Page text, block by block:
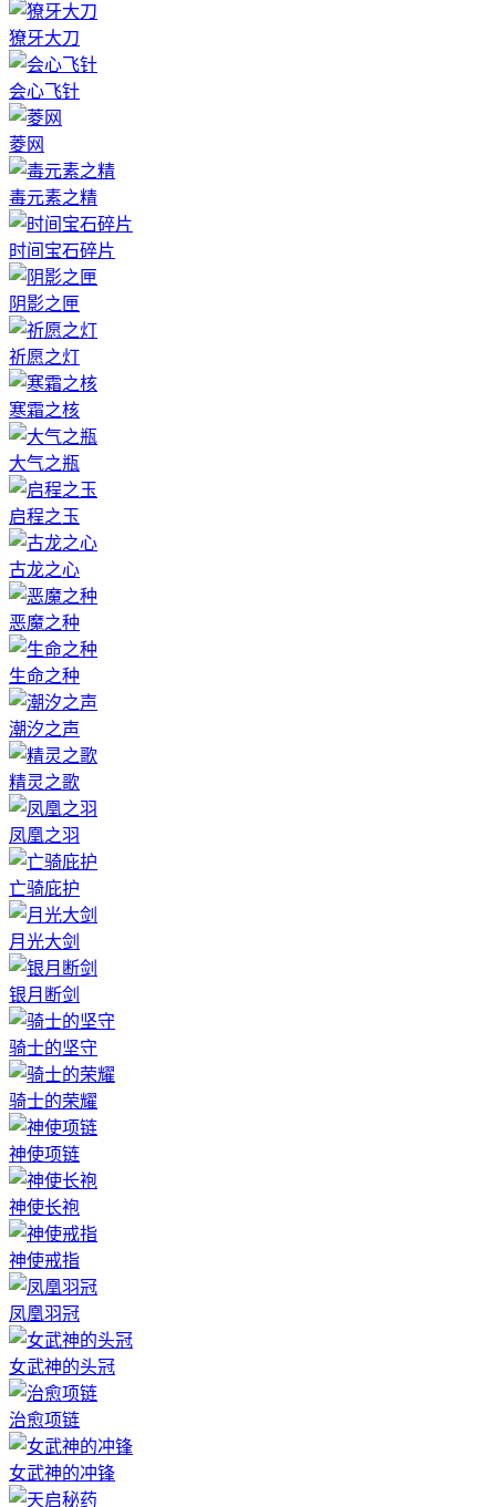
獠牙大刀
会心飞针
菱网
毒元素之精
时间宝石碎片
阴影之匣
祈愿之灯
寒霜之核
大气之瓶
启程之玉
古龙之心
恶魔之种
生命之种
潮汐之声
精灵之歌
凤凰之羽
亡骑庇护
月光大剑
银月断剑
骑士的坚守
骑士的荣耀
神使项链
神使长袍
神使戒指
凤凰羽冠
女武神的头冠
治愈项链
女武神的冲锋